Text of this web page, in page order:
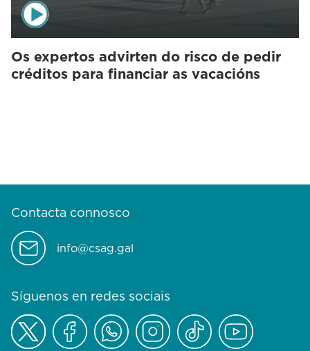
Os expertos advirten do risco de pedir
créditos para financiar as vacacións
Contacta connosco
info@csag.gal
Síguenos en redes sociais